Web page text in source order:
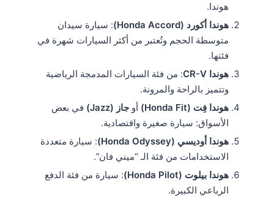
هوندا.
هوندا أكورد (Honda Accord)
: سيارة سيدان
متوسطة الحجم وتُعتبر من أكثر السيارات شهرة في
فئتها.
هوندا CR-V
: من فئة السيارات المدمجة الرياضية
وتتميز بالراحة والمرونة.
هوندا فِت (Honda Fit)
أو جاز (Jazz)
في بعض
الأسواق: سيارة صغيرة واقتصادية.
هوندا أوديسي (Honda Odyssey)
: سيارة متعددة
الاستخدامات من فئة الـ “ميني فان”.
هوندا بيلوت (Honda Pilot)
: سيارة من فئة الدفع
الرباعي الكبيرة.